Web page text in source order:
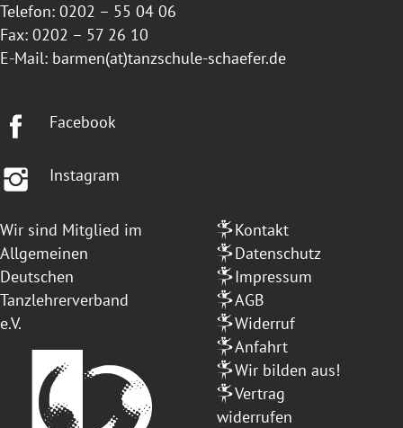
Telefon: 0202 – 55 04 06
Fax: 0202 – 57 26 10
E-Mail: barmen(at)tanzschule-schaefer.de
Facebook
Instagram
Wir sind Mitglied im
Allgemeinen
Deutschen
Tanzlehrerverband
e.V.
Kontakt
Datenschutz
Impressum
AGB
Widerruf
Anfahrt
Wir bilden aus!
Vertrag
widerrufen